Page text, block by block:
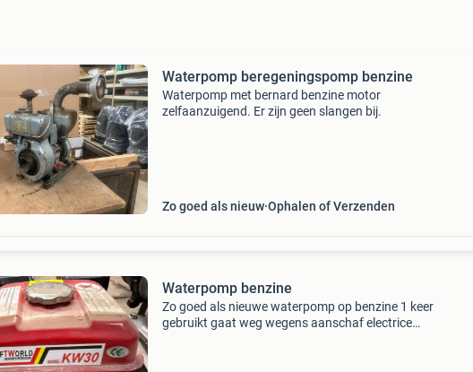
Waterpomp beregeningspomp benzine
Waterpomp met bernard benzine motor
zelfaanzuigend. Er zijn geen slangen bij.
Zo goed als nieuw Ophalen of Verzenden
Waterpomp benzine
Zo goed als nieuwe waterpomp op benzine 1 keer
gebruikt gaat weg wegens aanschaf electrice